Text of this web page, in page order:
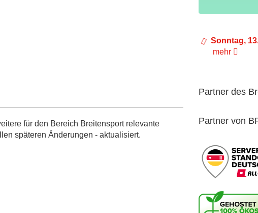
für den Bereich Breitensport relevante
späteren Änderungen - aktualisiert.
Sonntag,
mehr
Partner des
Partner von